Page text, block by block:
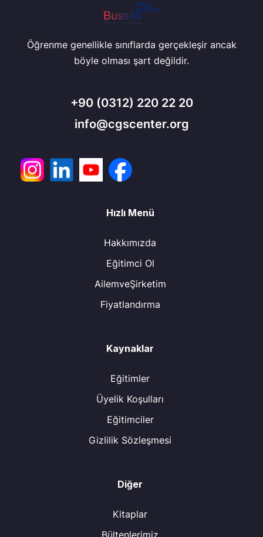
Öğrenme genellikle sınıflarda gerçekleşir ancak
böyle olması şart değildir.
+90 (0312) 220 22 20
info@cgscenter.org
Hızlı Menü
Hakkımızda
Eğitimci Ol
AilemveŞirketim
Fiyatlandırma
Kaynaklar
Eğitimler
Üyelik Koşulları
Eğitimciler
Gizlilik Sözleşmesi
Diğer
Kitaplar
Bültenlerimiz